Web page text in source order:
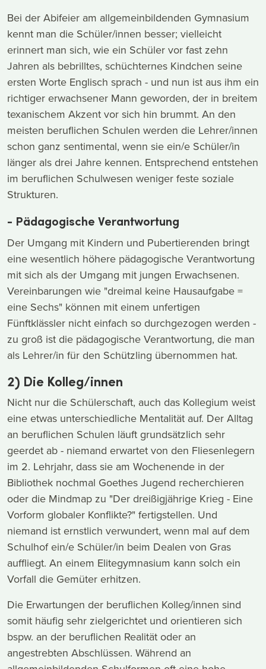
Bei der Abifeier am allgemeinbildenden Gymnasium
kennt man die Schüler/innen besser; vielleicht
erinnert man sich, wie ein Schüler vor fast zehn
Jahren als bebrilltes, schüchternes Kindchen seine
ersten Worte Englisch sprach - und nun ist aus ihm ein
richtiger erwachsener Mann geworden, der in breitem
texanischem Akzent vor sich hin brummt. An den
meisten beruflichen Schulen werden die Lehrer/innen
schon ganz sentimental, wenn sie ein/e Schüler/in
länger als drei Jahre kennen. Entsprechend entstehen
im beruflichen Schulwesen weniger feste soziale
Strukturen.
- Pädagogische Verantwortung
Der Umgang mit Kindern und Pubertierenden bringt
eine wesentlich höhere pädagogische Verantwortung
mit sich als der Umgang mit jungen Erwachsenen.
Vereinbarungen wie "dreimal keine Hausaufgabe =
eine Sechs" können mit einem unfertigen
Fünftklässler nicht einfach so durchgezogen werden -
zu groß ist die pädagogische Verantwortung, die man
als Lehrer/in für den Schützling übernommen hat.
2) Die Kolleg/innen
Nicht nur die Schülerschaft, auch das Kollegium weist
eine etwas unterschiedliche Mentalität auf. Der Alltag
an beruflichen Schulen läuft grundsätzlich sehr
geerdet ab - niemand erwartet von den Fliesenlegern
im 2. Lehrjahr, dass sie am Wochenende in der
Bibliothek nochmal Goethes Jugend recherchieren
oder die Mindmap zu "Der dreißigjährige Krieg - Eine
Vorform globaler Konflikte?" fertigstellen. Und
niemand ist ernstlich verwundert, wenn mal auf dem
Schulhof ein/e Schüler/in beim Dealen von Gras
auffliegt. An einem Elitegymnasium kann solch ein
Vorfall die Gemüter erhitzen.
Die Erwartungen der beruflichen Kolleg/innen sind
somit häufig sehr zielgerichtet und orientieren sich
bspw. an der beruflichen Realität oder an
angestrebten Abschlüssen. Während an